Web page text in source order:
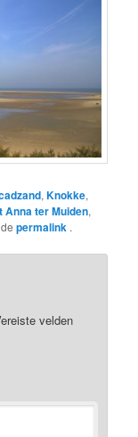
,Knokke,
Anna ter Muiden,
depermalink .
velden